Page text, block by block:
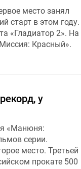
место занял
старт в этом году.
«Гладиатор 2». На
Красный».
у
«Манюня:
серии.
место. Третьей
прокате 500